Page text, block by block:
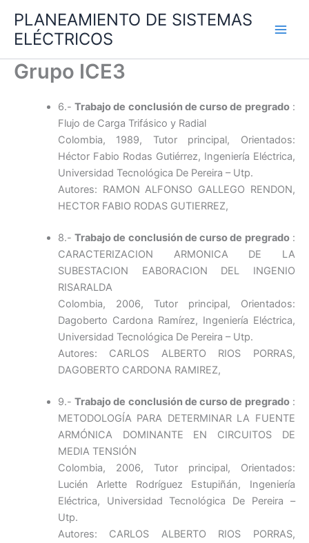
contenido
PLANEAMIENTO DE SISTEMAS
ELÉCTRICOS
Grupo ICE3
6.-Trabajo de conclusión de curso de pregrado:
Flujo de Carga Trifásico y Radial
Colombia, 1989, Tutor principal, Orientados:
Héctor Fabio Rodas Gutiérrez, Ingeniería Eléctrica,
Universidad Tecnológica De Pereira – Utp.
Autores: RAMON ALFONSO GALLEGO RENDON,
HECTOR FABIO RODAS GUTIERREZ,
8.-Trabajo de conclusión de curso de pregrado:
CARACTERIZACION ARMONICA DE LA
SUBESTACION EABORACION DEL INGENIO
RISARALDA
Colombia, 2006, Tutor principal, Orientados:
Dagoberto Cardona Ramírez, Ingeniería Eléctrica,
Universidad Tecnológica De Pereira – Utp.
Autores: CARLOS ALBERTO RIOS PORRAS,
DAGOBERTO CARDONA RAMIREZ,
9.-Trabajo de conclusión de curso de pregrado:
METODOLOGÍA PARA DETERMINAR LA FUENTE
ARMÓNICA DOMINANTE EN CIRCUITOS DE
MEDIA TENSIÓN
Colombia, 2006, Tutor principal, Orientados:
Lucién Arlette Rodríguez Estupiñán, Ingeniería
Eléctrica, Universidad Tecnológica De Pereira –
Utp.
Autores: CARLOS ALBERTO RIOS PORRAS,